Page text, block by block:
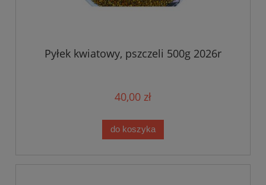
Pyłek kwiatowy, pszczeli 500g 2026r
40,00 zł
do koszyka